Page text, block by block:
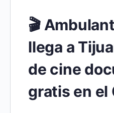
🎬
llega a
de cine
gratis en el